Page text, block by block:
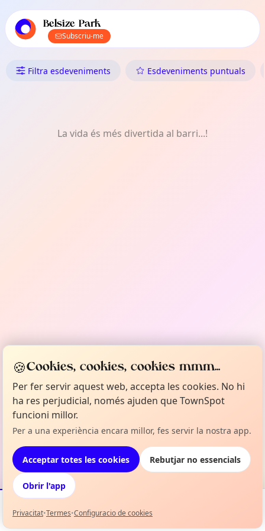
d'esdeveniments locals de TownSpot
Belsize Park
Subscriu-me
Què Fer a Belsize Park: Teatre
Filtra esdeveniments Esdeveniments puntuals
La vida és més divertida al barri...!
Esdeveniments Mapa La meva selecció
🍪Cookies, cookies, cookies mmm...
Per fer servir aquest web, accepta les cookies. No hi
ha res perjudicial, només ajuden que TownSpot
funcioni millor.
Per a una experiència encara millor, fes servir la nostra app.
Acceptar totes les cookies Rebutjar no essencials
Obrir l'app
Privacitat•Termes•Configuracio de cookies